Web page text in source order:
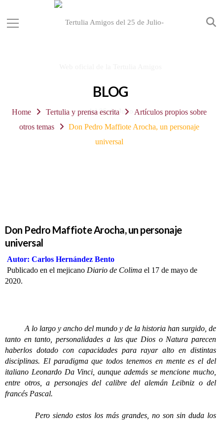
BLOG
Home Tertulia y prensa escrita
Artículos propios sobre
otros temas
Don Pedro Maffiote Arocha, un personaje
universal
Don Pedro Maffiote Arocha, un personaje
universal
Autor: Carlos Hernández Bento
Publicado en el mejicano Diario de Colima el 17 de mayo de
2020.
A lo largo y ancho del mundo y de la historia han surgido, de
tanto en tanto, personalidades a las que Dios o Natura parecen
haberlos dotado con capacidades para rayar alto en distintas
disciplinas. El paradigma que todos tenemos en mente es el del
italiano Leonardo Da Vinci, aunque además se mencione mucho,
entre otros, a personajes del calibre del alemán Leibniz o del
francés Pascal.
Pero siendo estos los más grandes, no son sin duda los